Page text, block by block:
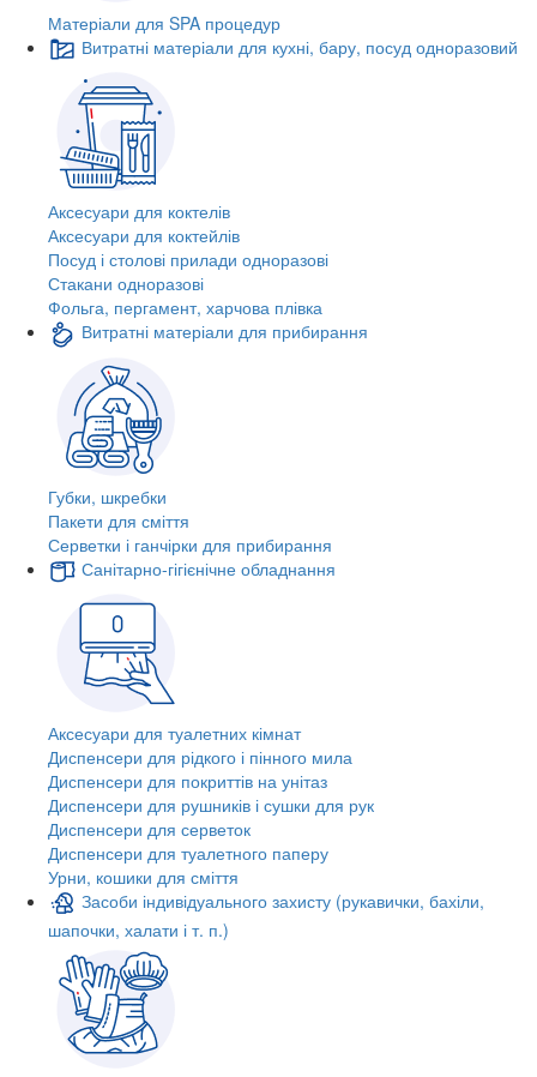
Матеріали для SPA процедур
Витратні матеріали для кухні, бару, посуд одноразовий
Аксесуари для коктелів
Аксесуари для коктейлів
Посуд і столові прилади одноразові
Стакани одноразові
Фольга, пергамент, харчова плівка
Витратні матеріали для прибирання
Губки, шкребки
Пакети для сміття
Серветки і ганчірки для прибирання
Санітарно-гігієнічне обладнання
Аксесуари для туалетних кімнат
Диспенсери для рідкого і пінного мила
Диспенсери для покриттів на унітаз
Диспенсери для рушників і сушки для рук
Диспенсери для серветок
Диспенсери для туалетного паперу
Урни, кошики для сміття
Засоби індивідуального захисту (рукавички, бахіли,
шапочки, халати і т. п.)